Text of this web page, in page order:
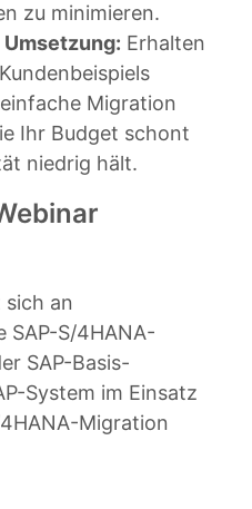
zu minimieren.
Erhalten
Migration
Ihr Budget schont
niedrig hält.
sich an
S/4HANA-
SAP-Basis-
System im Einsatz
Migration